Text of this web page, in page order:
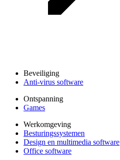
Beveiliging
Anti-virus software
Ontspanning
Games
Werkomgeving
Besturingssystemen
Design en multimedia software
Office software